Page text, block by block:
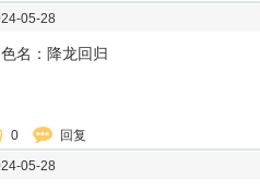
05-28
名：降龙回归
0 回复
05-28